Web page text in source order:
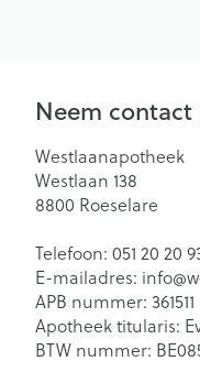
Neem
Westlaanapotheek
Westlaan 138
8800 Roeselare
Telefoon: 051 20 20
E-mailadres: info@
APB nummer: 361511
Apotheek titularis:
BTW nummer: